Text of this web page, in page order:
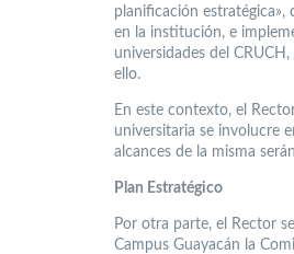
planificación estratégica»,
en la institución, e
universidades del
ello.
En este contexto, el
universitaria se involucre
alcances de la misma
Plan Estratégico
Por otra parte, el Rector
Campus Guayacán la